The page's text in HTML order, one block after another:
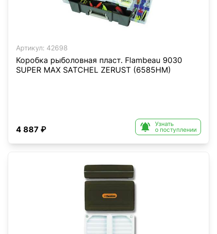
Артикул: 42698
Коробка рыболовная пласт. Flambeau 9030
SUPER MAX SATCHEL ZERUST (6585HM)
4 887 ₽ 
Узнать
о поступлении